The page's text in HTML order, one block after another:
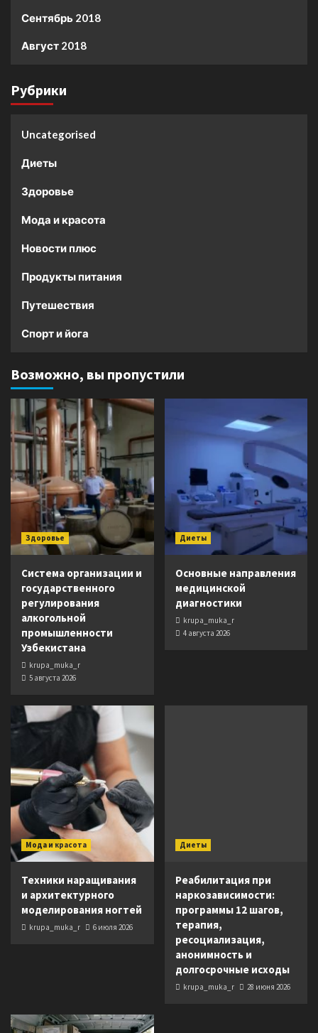
Сентябрь 2018
Август 2018
Рубрики
Uncategorised
Диеты
Здоровье
Мода и красота
Новости плюс
Продукты питания
Путешествия
Спорт и йога
Возможно, вы пропустили
Здоровье
Система организации и
государственного
регулирования
алкогольной
промышленности
Узбекистана
krupa_muka_r
5 августа 2026
Диеты
Основные направления
медицинской
диагностики
krupa_muka_r
4 августа 2026
Мода и красота
Техники наращивания
и архитектурного
моделирования ногтей
krupa_muka_r 6 июля 2026
Диеты
Реабилитация при
наркозависимости:
программы 12 шагов,
терапия,
ресоциализация,
анонимность и
долгосрочные исходы
krupa_muka_r 28 июня 2026